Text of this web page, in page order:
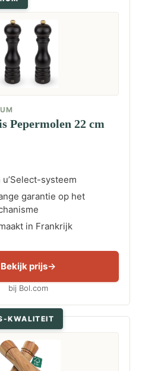
Pepermolen 22 cm
u’Select-systeem
garantie op het
in Frankrijk
Bekijk prijs
bij Bol.com
KWALITEIT